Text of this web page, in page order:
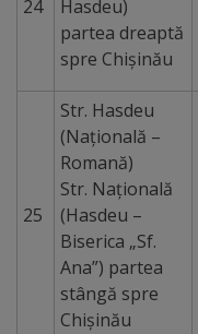
derulare
Contacte
24
Hasdeu)
partea dreaptă
spre Chişinău
25
Str. Hasdeu
(Naţională –
Romană)
Str. Naţională
(Hasdeu –
Biserica „Sf.
Ana”) partea
stângă spre
Chişinău